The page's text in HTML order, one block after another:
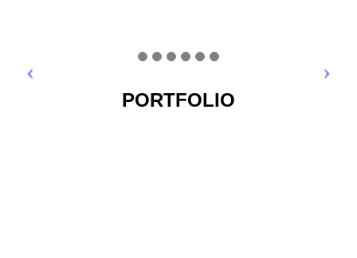
PORTFOLIO